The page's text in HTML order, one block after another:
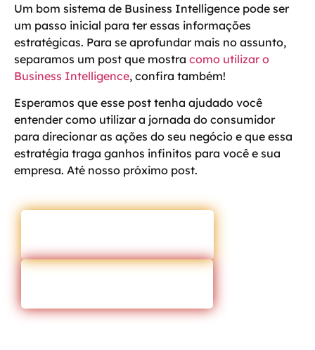
Um bom sistema de Business Intelligence pode ser
um passo inicial para ter essas informações
estratégicas. Para se aprofundar mais no assunto,
separamos um post que mostra como utilizar o
Business Intelligence, confira também!
Esperamos que esse post tenha ajudado você
entender como utilizar a jornada do consumidor
para direcionar as ações do seu negócio e que essa
estratégia traga ganhos infinitos para você e sua
empresa. Até nosso próximo post.